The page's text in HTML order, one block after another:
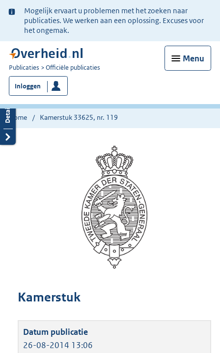
Ter
informatie:
Mogelijk ervaart u problemen met het zoeken naar
publicaties. We werken aan een oplossing. Excuses voor
het ongemak.
Menu
U
bent
nu
hier:
Publicaties Officiële publicaties
Inloggen
Home Kamerstuk 33625, nr. 119
Kamerstuk
26-08-2014 13:06